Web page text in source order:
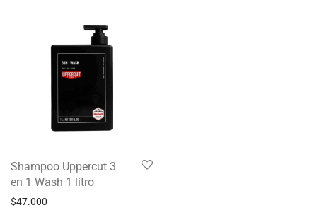
Shampoo Uppercut 3
en 1 Wash 1 litro
$47.000